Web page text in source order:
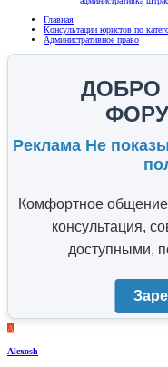
Главная
Консультации юристов по
Административное право
ДОБРО
Реклама Не
Комфортное
консультация,
доступными,
A
Alexosh